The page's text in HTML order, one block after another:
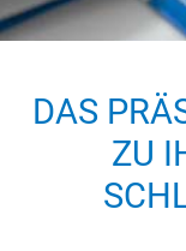
Tel.: 034345
E-Mail:
DAS
ZU